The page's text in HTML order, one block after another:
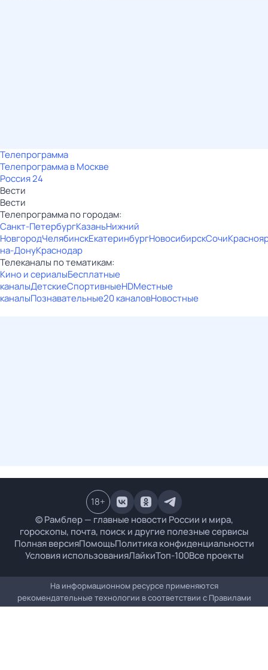
Телепрограмма
Телепрограмма в Москве
Россия 24
Вести
Вести
Телепрограмма по городам:
Санкт-ПетербургКазаньНижний
НовгородЧелябинскЕкатеринбургНовосибирскСочи
на-ДонуКраснодар
Телеканалы по тематикам:
Кино и сериалыБесплатные
каналыДетскиеСпортивныеHDМестные
каналыПознавательные20 каналовНовостные
© Рамблер — главные новости России и мира,
гороскопы, почта, поиск и другие полезные сервисы
Полная версияПомощьПолитика конфиденциальности
Условия использованияЛайкиТоп-100Все проекты
18+
На информационном ресурсе применяются
рекомендательные технологии в соответствии с Правилами